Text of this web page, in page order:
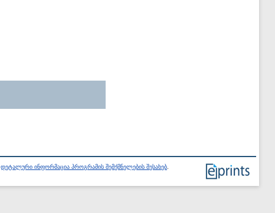
დეტალური ინფორმაცია პროგრამის შემქმნელების შესახებ.